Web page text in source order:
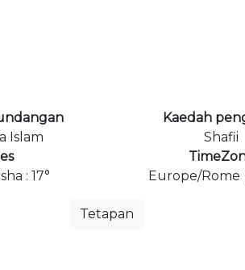
Islam
Kaedah
Shafii
: 17°
Europe/Rome
Tetapan